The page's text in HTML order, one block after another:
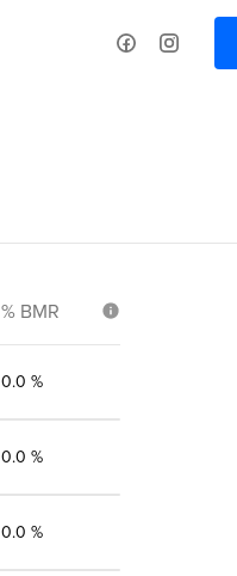
% BMR
0.0 %
0.0 %
0.0 %